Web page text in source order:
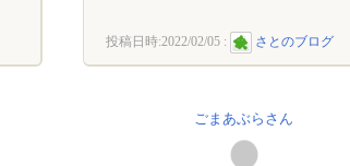
投稿日時:2022/02/05 : さとのブログ
ごまあぶらさん